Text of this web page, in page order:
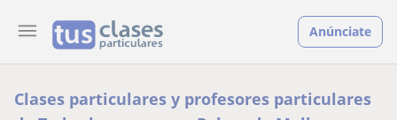
Anúnciate
Clases particulares y profesores particulares